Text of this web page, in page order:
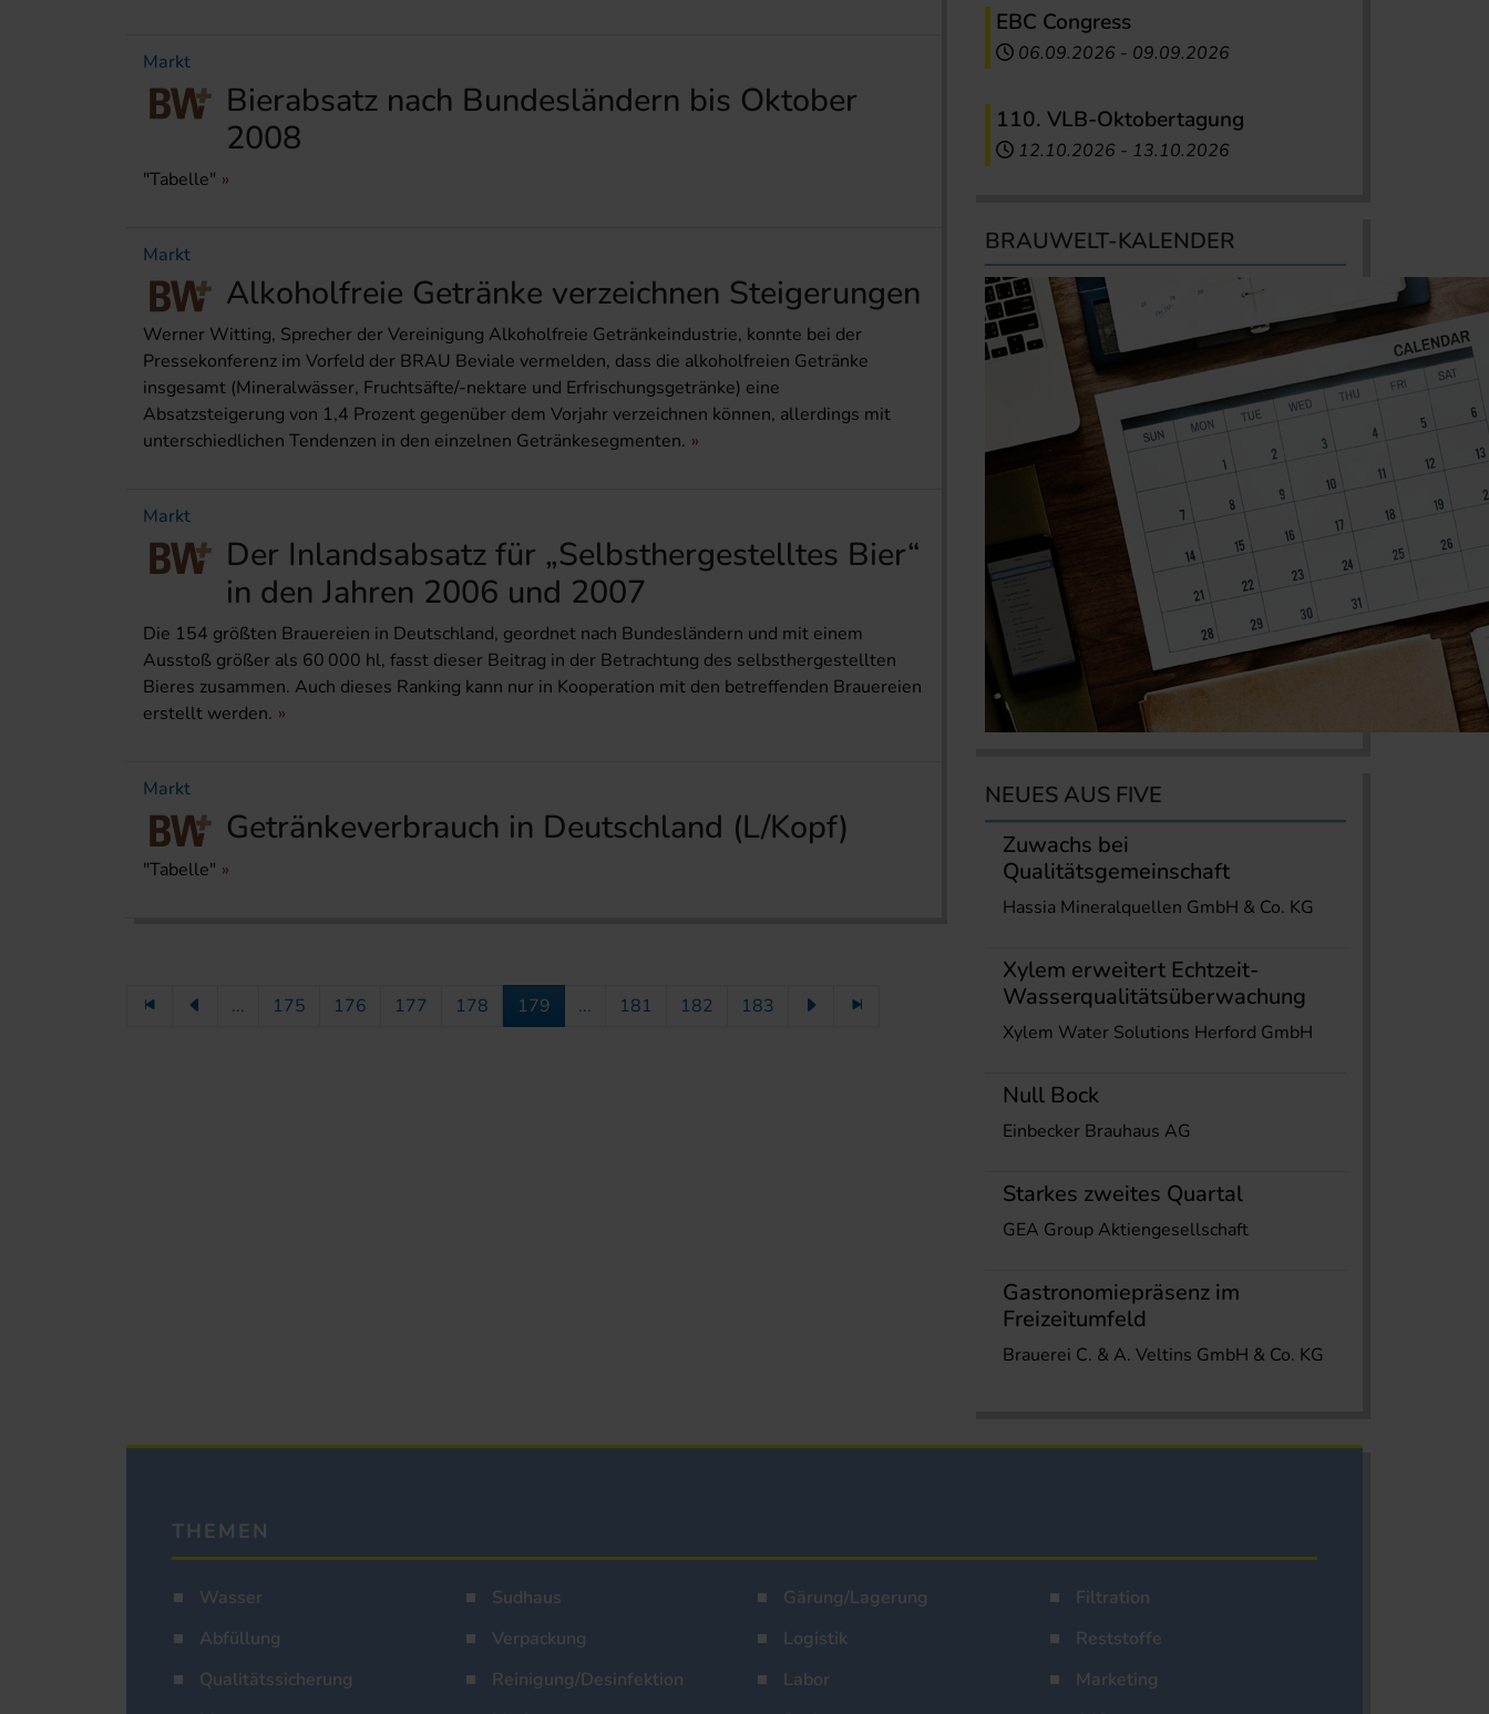
Markt
Bierabsatz nach Bundesländern bis Oktober
2008
"Tabelle"
Markt
Alkoholfreie Getränke verzeichnen Steigerungen
Werner Witting, Sprecher der Vereinigung Alkoholfreie Getränkeindustrie, konnte bei der
Pressekonferenz im Vorfeld der BRAU Beviale vermelden, dass die alkoholfreien Getränke
insgesamt (Mineralwässer, Fruchtsäfte/-nektare und Erfrischungsgetränke) eine
Absatzsteigerung von 1,4 Prozent gegenüber dem Vorjahr verzeichnen können, allerdings mit
unterschiedlichen Tendenzen in den einzelnen Getränkesegmenten.
Markt
Der Inlandsabsatz für „Selbsthergestelltes Bier“
in den Jahren 2006 und 2007
Die 154 größten Brauereien in Deutschland, geordnet nach Bundesländern und mit einem
Ausstoß größer als 60 000 hl, fasst dieser Beitrag in der Betrachtung des selbsthergestellten
Bieres zusammen. Auch dieses Ranking kann nur in Kooperation mit den betreffenden Brauereien
erstellt werden.
Markt
Getränkeverbrauch in Deutschland (L/Kopf)
"Tabelle"
... 175 176 177 178 179 ... 181 182 183
EBC Congress
06.09.2026 - 09.09.2026
110. VLB-Oktobertagung
12.10.2026 - 13.10.2026
BRAUWELT-KALENDER
NEUES AUS FIVE
Zuwachs bei
Qualitätsgemeinschaft
Hassia Mineralquellen GmbH & Co. KG
Xylem erweitert Echtzeit-
Wasserqualitätsüberwachung
Xylem Water Solutions Herford GmbH
Null Bock
Einbecker Brauhaus AG
Starkes zweites Quartal
GEA Group Aktiengesellschaft
Gastronomiepräsenz im
Freizeitumfeld
Brauerei C. & A. Veltins GmbH & Co. KG
THEMEN
Wasser Sudhaus Gärung/Lagerung
Filtration
Abfüllung
Verpackung Logistik
Reststoffe
Qualitätssicherung
Reinigung/Desinfektion Labor
Marketing